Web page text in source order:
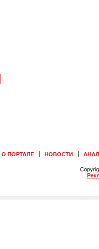
О ПОРТАЛЕ НОВОСТИ